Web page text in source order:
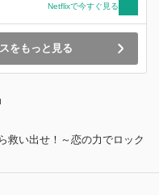
Netflixで今すぐ見る
をもっと見る
救い出せ！～恋の力でロック